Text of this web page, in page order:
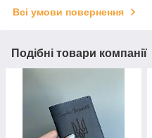
Всі умови повернення
Подібні товари компанії